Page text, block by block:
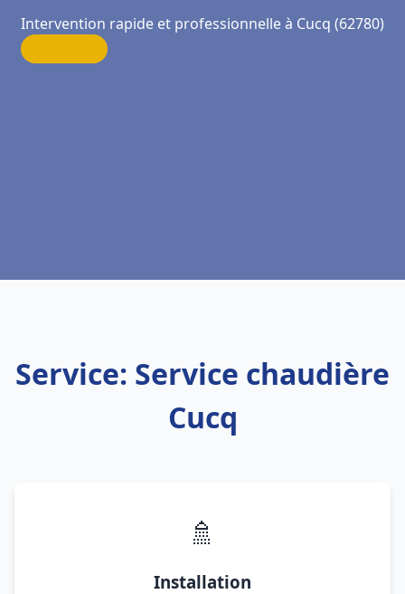
Intervention rapide et professionnelle à Cucq (62780)
Service: Service chaudière
Cucq
🚿
Installation